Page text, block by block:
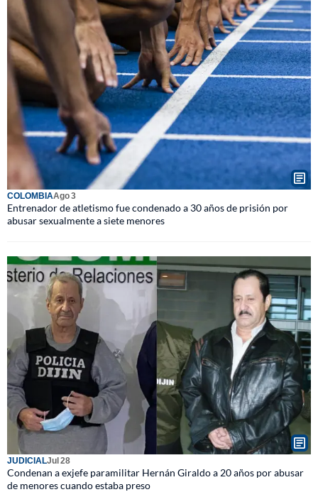
COLOMBIAAgo 3
Entrenador de atletismo fue condenado a 30 años de prisión por
abusar sexualmente a siete menores
JUDICIALJul 28
Condenan a exjefe paramilitar Hernán Giraldo a 20 años por abusar
de menores cuando estaba preso